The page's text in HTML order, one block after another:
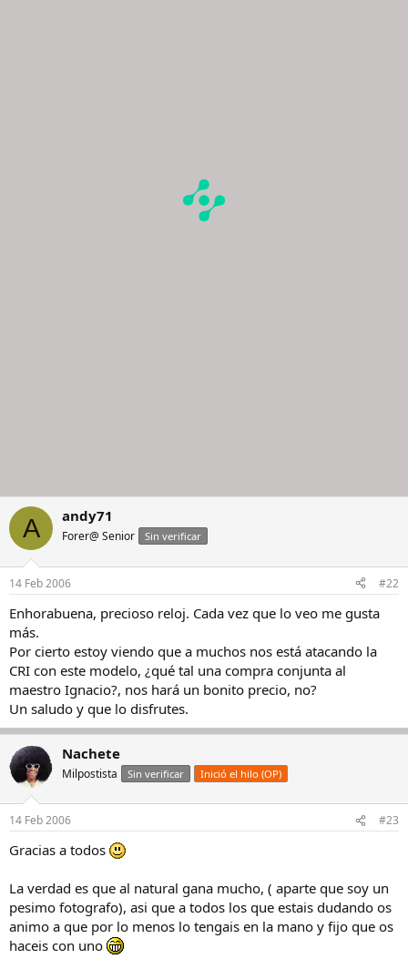
A andy71
Forer@ Senior Sin verificar
14 Feb 2006 #22
Enhorabuena, precioso reloj. Cada vez que lo veo me gusta
más.
Por cierto estoy viendo que a muchos nos está atacando la
CRI con este modelo, ¿qué tal una compra conjunta al
maestro Ignacio?, nos hará un bonito precio, no?
Un saludo y que lo disfrutes.
Nachete
Milpostista Sin verificar Inició el hilo (OP)
14 Feb 2006 #23
Gracias a todos
La verdad es que al natural gana mucho, ( aparte que soy un
pesimo fotografo), asi que a todos los que estais dudando os
animo a que por lo menos lo tengais en la mano y fijo que os
haceis con uno